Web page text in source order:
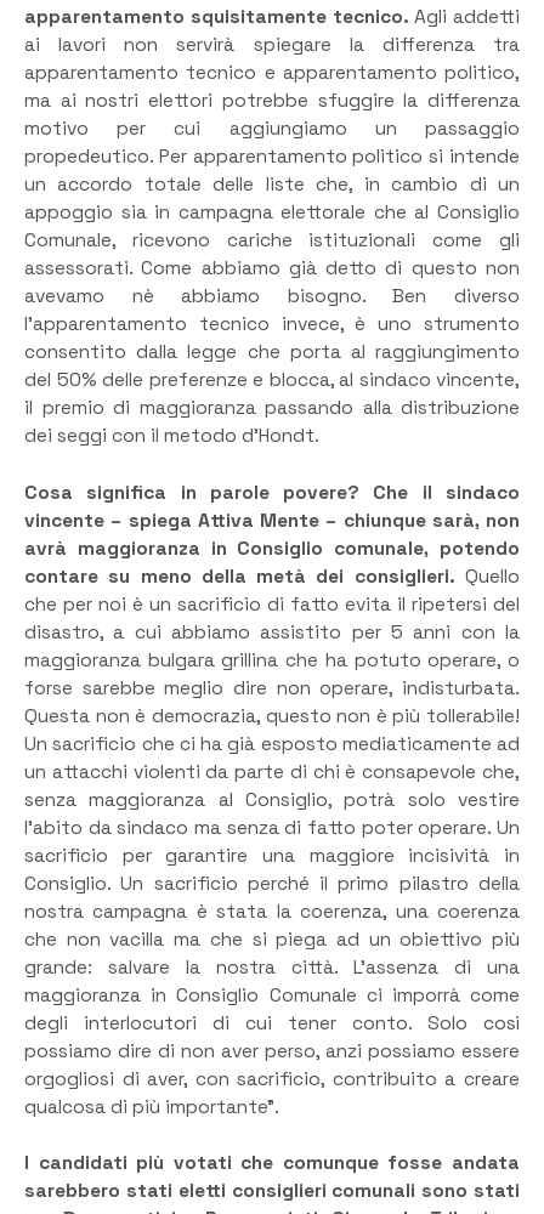
apparentamento squisitamente tecnico.Agli addetti
ai lavori non servirà spiegare la differenza tra
apparentamento tecnico e apparentamento politico,
ma ai nostri elettori potrebbe sfuggire la differenza
motivo per cui aggiungiamo un passaggio
propedeutico. Per apparentamento politico si intende
un accordo totale delle liste che, in cambio di un
appoggio sia in campagna elettorale che al Consiglio
Comunale, ricevono cariche istituzionali come gli
assessorati. Come abbiamo già detto di questo non
avevamo nè abbiamo bisogno. Ben diverso
l’apparentamento tecnico invece, è uno strumento
consentito dalla legge che porta al raggiungimento
del 50% delle preferenze e blocca, al sindaco vincente,
il premio di maggioranza passando alla distribuzione
dei seggi con il metodo d’Hondt.
Cosa significa in parole povere? Che il sindaco
vincente – spiega Attiva Mente – chiunque sarà, non
avrà maggioranza in Consiglio comunale, potendo
contare su meno della metà dei consiglieri. Quello
che per noi è un sacrificio di fatto evita il ripetersi del
disastro, a cui abbiamo assistito per 5 anni con la
maggioranza bulgara grillina che ha potuto operare, o
forse sarebbe meglio dire non operare, indisturbata.
Questa non è democrazia, questo non è più tollerabile!
Un sacrificio che ci ha già esposto mediaticamente ad
un attacchi violenti da parte di chi è consapevole che,
senza maggioranza al Consiglio, potrà solo vestire
l’abito da sindaco ma senza di fatto poter operare. Un
sacrificio per garantire una maggiore incisività in
Consiglio. Un sacrificio perché il primo pilastro della
nostra campagna è stata la coerenza, una coerenza
che non vacilla ma che si piega ad un obiettivo più
grande: salvare la nostra città. L’assenza di una
maggioranza in Consiglio Comunale ci imporrà come
degli interlocutori di cui tener conto. Solo così
possiamo dire di non aver perso, anzi possiamo essere
orgogliosi di aver, con sacrificio, contribuito a creare
qualcosa di più importante”.
I candidati più votati che comunque fosse andata
sarebbero stati eletti consiglieri comunali sono stati